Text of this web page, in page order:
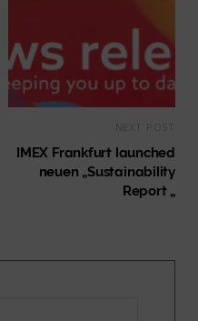
IMEX Frankfurt launched
neuen „Sustainability
Report „